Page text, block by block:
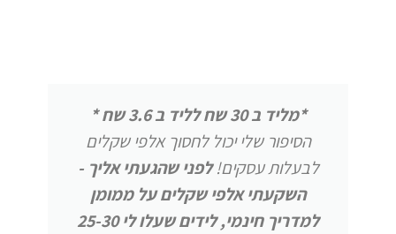
*מליד ב 30 שח לליד ב 3.6 שח *
הסיפור שלי יכול לחסוך אלפי שקלים
לבעלות עסקים!לפני שהגעתי אליך -
השקעתי אלפי שקלים על ממומן
למדריך חינמי, לידים שעלו לי 25-30